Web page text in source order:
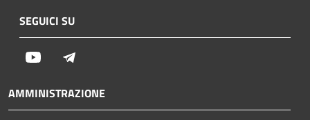
SEGUICI SU
Youtube
AMMINISTRAZIONE